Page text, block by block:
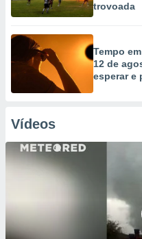
trovoada
Tempo
12 de
esperar e
Vídeos